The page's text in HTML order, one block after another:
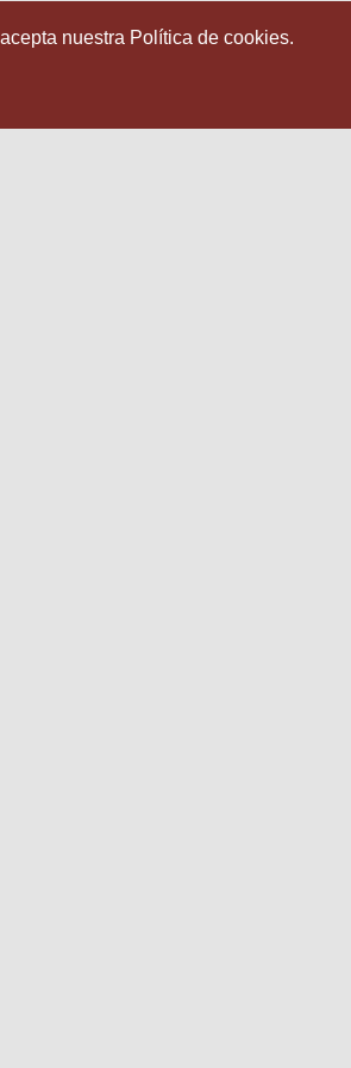
nuestra Política de cookies.